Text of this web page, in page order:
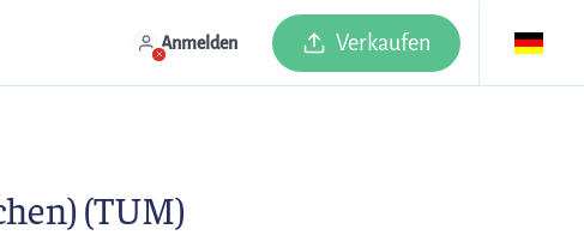
Anmelden Verkaufen
(TUM)